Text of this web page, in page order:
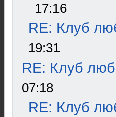
17:16
RE: Клуб
19:31
RE: Клуб
07:18
RE: Клуб